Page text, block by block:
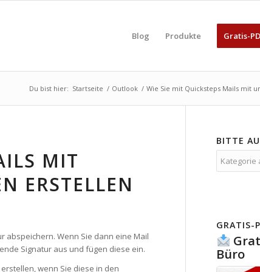
Blog Produkte Gratis-
Du bist hier: Startseite / Outlook / Wie Sie mit Quicksteps Mails mit
MIT
ERSTELLEN
abspeichern. Wenn Sie dann eine Mail
Signatur aus und fügen diese ein.
wenn Sie diese in den
BITTE
auswählen
GRATIS-
Büro